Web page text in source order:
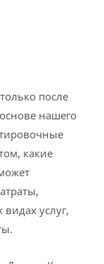
после
нашего
какие
услуг,